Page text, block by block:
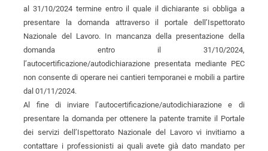
al 31/10/2024 termine entro il quale il dichiarante si obbliga a
presentare la domanda attraverso il portale dell’Ispettorato
Nazionale del Lavoro. In mancanza della presentazione della
domanda entro il 31/10/2024,
l’autocertificazione/autodichiarazione presentata mediante PEC
non consente di operare nei cantieri temporanei e mobili a partire
dal 01/11/2024.
Al fine di inviare l’autocertificazione/autodichiarazione e di
presentare la domanda per ottenere la patente tramite il Portale
dei servizi dell’Ispettorato Nazionale del Lavoro vi invitiamo a
contattare i professionisti ai quali avete già dato mandato per